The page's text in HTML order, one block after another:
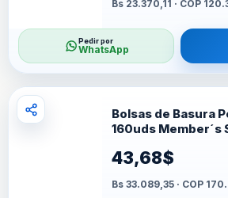
Bs 23.370,11 · COP
Pedir por
WhatsApp
Bolsas de Basura
160uds Member´s
43,68$
Bs 33.089,35 · COP